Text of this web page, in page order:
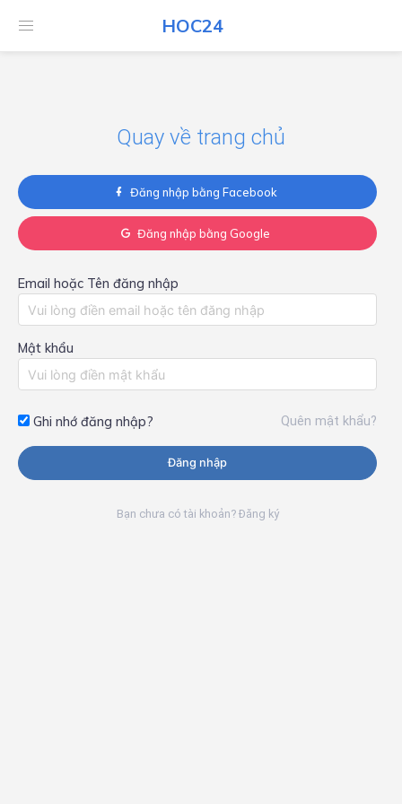
HOC24
HOC24
Quay về trang chủ
Đăng nhập bằng Facebook
Đăng nhập bằng Google
Email hoặc Tên đăng nhập
Mật khẩu
Ghi nhớ đăng nhập? Quên mật khẩu?
Đăng nhập
Bạn chưa có tài khoản? Đăng ký